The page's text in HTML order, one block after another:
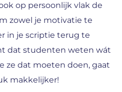
op persoonlijk vlak de
zowel je motivatie te
in je scriptie terug te
dat studenten weten wát
ze dat moeten doen, gaat
makkelijker!